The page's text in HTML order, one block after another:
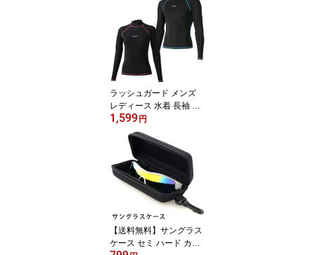
子 日除け帽子 サンシェ
ードつき 水陸両用 ビー
チ キャップ サマー キャ
ップ フリーサイズ[返品
交換不可]
ラッシュガード メンズ
レディース 水着 長袖 UP
F50+ 日焼け対策 VAXPO
T(バックスポット) VA-40
11 ラッシュ ガード 男性
女性 体型カバー クイッ
クドライ 速乾 軽量 スト
レッチ[返品交換不可]
1,599 円
【送料無料】サングラス
ケース セミ ハード カラ